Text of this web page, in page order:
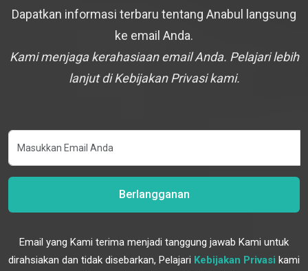
Dapatkan informasi terbaru tentang Anabul langsung
ke email Anda.
Kami menjaga kerahasiaan email Anda. Pelajari lebih
lanjut di Kebijakan Privasi kami.
Berlangganan
Email yang Kami terima menjadi tanggung jawab Kami untuk
dirahsiakan dan tidak disebarkan, Pelajari Kebijakan Privasi kami